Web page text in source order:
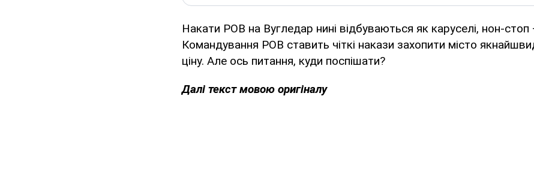
Накати РОВ на Вугледар нині відбуваються як каруселі, нон-
Командування РОВ ставить чіткі накази захопити місто
ціну. Але ось питання, куди поспішати?
Далі текст мовою оригіналу